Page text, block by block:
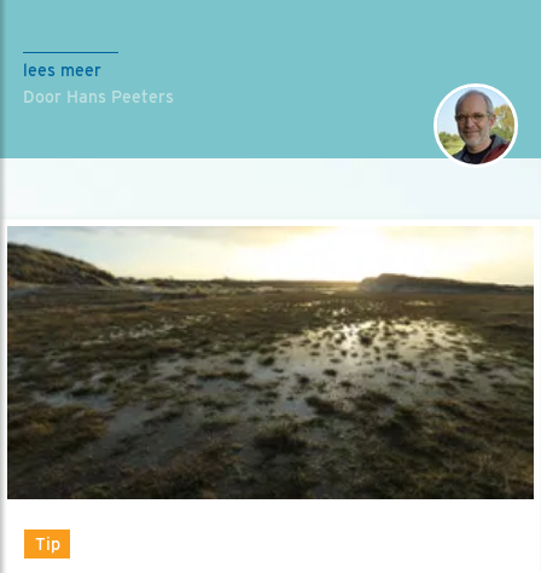
lees meer
Door Hans Peeters
Tip